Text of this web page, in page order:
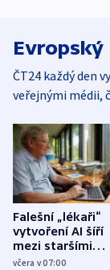
Evropský
ČT24 každý den
veřejnými médii,
Falešní „lékaři“
vytvoření AI šíří
mezi staršími
Poláky
včera v 07:00